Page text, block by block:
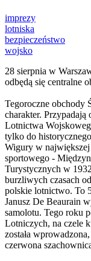
imprezy
lotniska
bezpieczeństwo
wojsko
28 sierpnia w
odbędą się centralne
Tegoroczne obchody
charakter.
Lotnictwa
tylko do
Wigury w
sportowego -
Turystycznych w
burzliwych czasach
polskie lotnictwo. To
Janusz De Beaurain
samolotu. Tego roku
Lotniczych, na czele
została
czerwona